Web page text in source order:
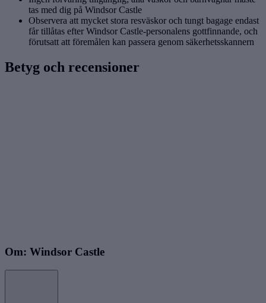
tas med dig på Windsor Castle
Observera att mycket stora resväskor och tungt bagage endast
får tillåtas efter Windsor Castle-personalens gottfinnande, och
förutsatt att föremålen kan passera genom säkerhetsskannern
Betyg och recensioner
Om: Windsor Castle